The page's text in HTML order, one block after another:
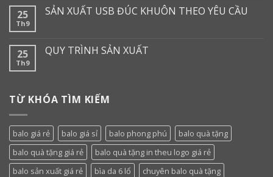
25
Th9
SẢN XUẤT USB ĐÚC KHUÔN THEO YÊU CẦU
25
Th9
QUY TRÌNH SẢN XUẤT
TỪ KHÓA TÌM KIẾM
balo giá rẻ balo giá sỉ balo phong phú
balo quà tặng
balo quà tặng giá rẻ
balo quà tặng in theu logo giá rẻ
balo sản xuất giá rẻ
bìa da 6 lổ
chuyên balo quà tặng